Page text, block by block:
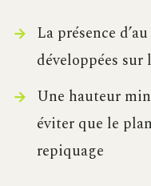
La présence
développées
Une hauteur
éviter que le
repiquage